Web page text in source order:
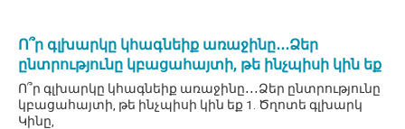
Ո՞ր գլխարկը կհագնեիք առաջինը․․․Ձեր
ընտրությունը կբացահայտի, թե ինչպիսի կին եք
Ո՞ր գլխարկը կհագնեիք առաջինը․․․Ձեր ընտրությունը
կբացահայտի, թե ինչպիսի կին եք 1. Ծղոտե գլխարկ
Կինը,